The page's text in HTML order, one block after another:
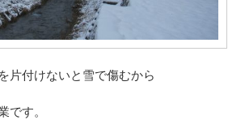
片付けないと雪で傷むから
です。